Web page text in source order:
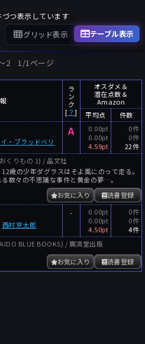
本
～
Pt
～
Pt
～
件
人
降 今月以降
年
年
月
絞り込みリセット
づつ表示しています
グリッド表示 テーブル表示
2 1/1ページ
ラ
ン
ク
[ ？]
オスダメ＆
潜在点数＆
Amazon
平均点
件数
イ・ブラッドベリ
A
0.00pt
0.00pt
4.59pt
0件
0件
22件
くりもの 1) / 晶文社
歳の少年ダグラスはそよ風にのって走る。
数々の不思議な事件と黄金の夢…。
読書登録
お気に入り
西村京太郎
-
0.00pt
0.00pt
4.50pt
0件
0件
4件
BLUE BOOKS) / 廣済堂出版
読書登録
お気に入り